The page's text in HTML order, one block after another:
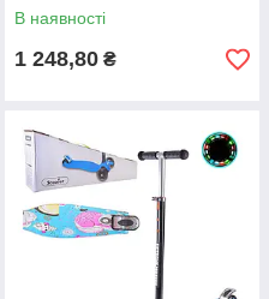
В наявності
1 248,80 ₴